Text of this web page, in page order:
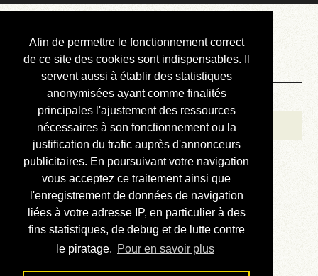
Afin de permettre le fonctionnement correct
de ce site des cookies sont indispensables. Il
servent aussi à établir des statistiques
anonymisées ayant comme finalités
principales l'ajustement des ressources
nécessaires à son fonctionnement ou la
justification du trafic auprès d'annonceurs
publicitaires. En poursuivant votre navigation
vous acceptez ce traitement ainsi que
l'enregistrement de données de navigation
liées à votre adresse IP, en particulier à des
fins statistiques, de debug et de lutte contre
le piratage. Pour en savoir plus
Courbis, « LE »
Blog Officiel
Bienvenue
Réalisations
Divers (et d’été)
Annonces
Liens externes
Téléchargement
Contact